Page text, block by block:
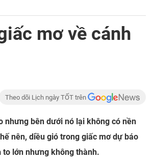
mơ về cánh
Theo dõi Lịch ngày TỐT trên
nhưng bên dưới nó lại không có nền
nên, diều gió trong giấc mơ dự báo
lớn nhưng không thành.